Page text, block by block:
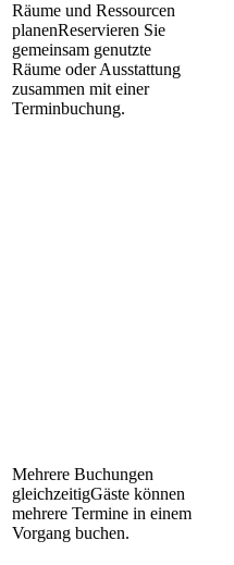
Räume und Ressourcen
planenReservieren Sie
gemeinsam genutzte
Räume oder Ausstattung
zusammen mit einer
Terminbuchung.
Mehrere Buchungen
gleichzeitigGäste können
mehrere Termine in einem
Vorgang buchen.